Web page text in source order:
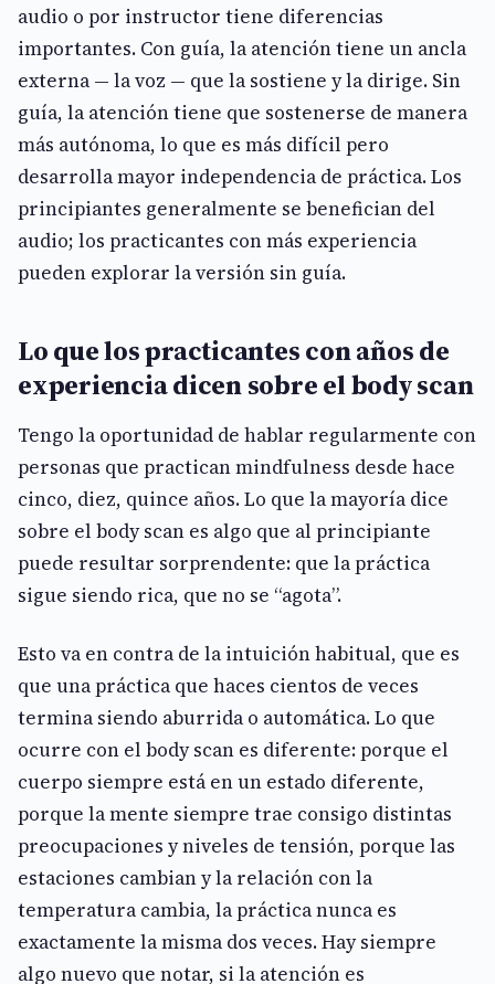
audio o por instructor tiene diferencias
importantes. Con guía, la atención tiene un ancla
externa — la voz — que la sostiene y la dirige. Sin
guía, la atención tiene que sostenerse de manera
más autónoma, lo que es más difícil pero
desarrolla mayor independencia de práctica. Los
principiantes generalmente se benefician del
audio; los practicantes con más experiencia
pueden explorar la versión sin guía.
Lo que los practicantes con años de
experiencia dicen sobre el body scan
Tengo la oportunidad de hablar regularmente con
personas que practican mindfulness desde hace
cinco, diez, quince años. Lo que la mayoría dice
sobre el body scan es algo que al principiante
puede resultar sorprendente: que la práctica
sigue siendo rica, que no se “agota”.
Esto va en contra de la intuición habitual, que es
que una práctica que haces cientos de veces
termina siendo aburrida o automática. Lo que
ocurre con el body scan es diferente: porque el
cuerpo siempre está en un estado diferente,
porque la mente siempre trae consigo distintas
preocupaciones y niveles de tensión, porque las
estaciones cambian y la relación con la
temperatura cambia, la práctica nunca es
exactamente la misma dos veces. Hay siempre
algo nuevo que notar, si la atención es